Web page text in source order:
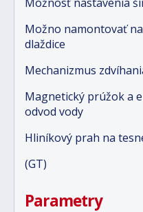
Možno namontovať
dlaždice
Mechanizmus
Magnetický prúžok a
odvod vody
Hliníkový prah na
(GT)
Parametry